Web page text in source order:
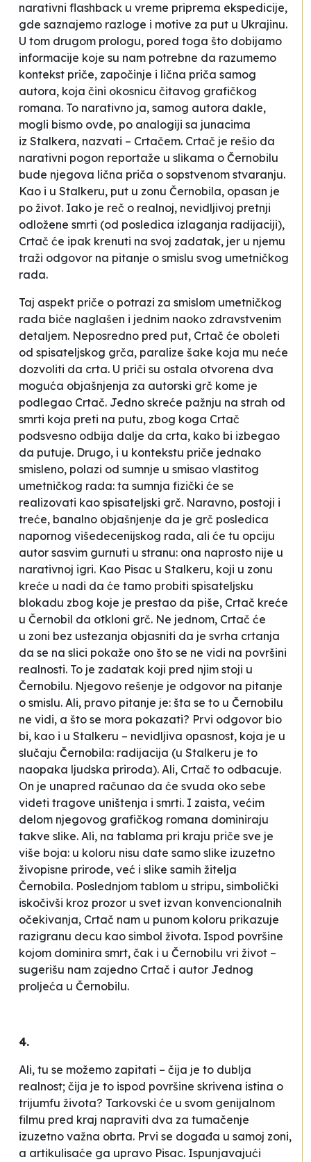
narativni flashback u vreme priprema ekspedicije,
gde saznajemo razloge i motive za put u Ukrajinu.
U tom drugom prologu, pored toga što dobijamo
informacije koje su nam potrebne da razumemo
kontekst priče, započinje i lična priča samog
autora, koja čini okosnicu čitavog grafičkog
romana. To narativno ja, samog autora dakle,
mogli bismo ovde, po analogiji sa junacima
iz Stalkera, nazvati – Crtačem. Crtač je rešio da
narativni pogon reportaže u slikama o Černobilu
bude njegova lična priča o sopstvenom stvaranju.
Kao i u Stalkeru, put u zonu Černobila, opasan je
po život. Iako je reč o realnoj, nevidljivoj pretnji
odložene smrti (od posledica izlaganja radijaciji),
Crtač će ipak krenuti na svoj zadatak, jer u njemu
traži odgovor na pitanje o smislu svog umetničkog
rada.
Taj aspekt priče o potrazi za smislom umetničkog
rada biće naglašen i jednim naoko zdravstvenim
detaljem. Neposredno pred put, Crtač će oboleti
od spisateljskog grča, paralize šake koja mu neće
dozvoliti da crta. U priči su ostala otvorena dva
moguća objašnjenja za autorski grč kome je
podlegao Crtač. Jedno skreće pažnju na strah od
smrti koja preti na putu, zbog koga Crtač
podsvesno odbija dalje da crta, kako bi izbegao
da putuje. Drugo, i u kontekstu priče jednako
smisleno, polazi od sumnje u smisao vlastitog
umetničkog rada: ta sumnja fizički će se
realizovati kao spisateljski grč. Naravno, postoji i
treće, banalno objašnjenje da je grč posledica
napornog višedecenijskog rada, ali će tu opciju
autor sasvim gurnuti u stranu: ona naprosto nije u
narativnoj igri. Kao Pisac u Stalkeru, koji u zonu
kreće u nadi da će tamo probiti spisateljsku
blokadu zbog koje je prestao da piše, Crtač kreće
u Černobil da otkloni grč. Ne jednom, Crtač će
u zoni bez ustezanja objasniti da je svrha crtanja
da se na slici pokaže ono što se ne vidi na površini
realnosti. To je zadatak koji pred njim stoji u
Černobilu. Njegovo rešenje je odgovor na pitanje
o smislu. Ali, pravo pitanje je: šta se to u Černobilu
ne vidi, a što se mora pokazati? Prvi odgovor bio
bi, kao i u Stalkeru – nevidljiva opasnost, koja je u
slučaju Černobila: radijacija (u Stalkeru je to
naopaka ljudska priroda). Ali, Crtač to odbacuje.
On je unapred računao da će svuda oko sebe
videti tragove uništenja i smrti. I zaista, većim
delom njegovog grafičkog romana dominiraju
takve slike. Ali, na tablama pri kraju priče sve je
više boja: u koloru nisu date samo slike izuzetno
živopisne prirode, već i slike samih žitelja
Černobila. Poslednjom tablom u stripu, simbolički
iskočivši kroz prozor u svet izvan konvencionalnih
očekivanja, Crtač nam u punom koloru prikazuje
razigranu decu kao simbol života. Ispod površine
kojom dominira smrt, čak i u Černobilu vri život –
sugerišu nam zajedno Crtač i autor Jednog
proljeća u Černobilu.
4.
Ali, tu se možemo zapitati – čija je to dublja
realnost; čija je to ispod površine skrivena istina o
trijumfu života? Tarkovski će u svom genijalnom
filmu pred kraj napraviti dva za tumačenje
izuzetno važna obrta. Prvi se događa u samoj zoni,
a artikulisaće ga upravo Pisac. Ispunjavajući